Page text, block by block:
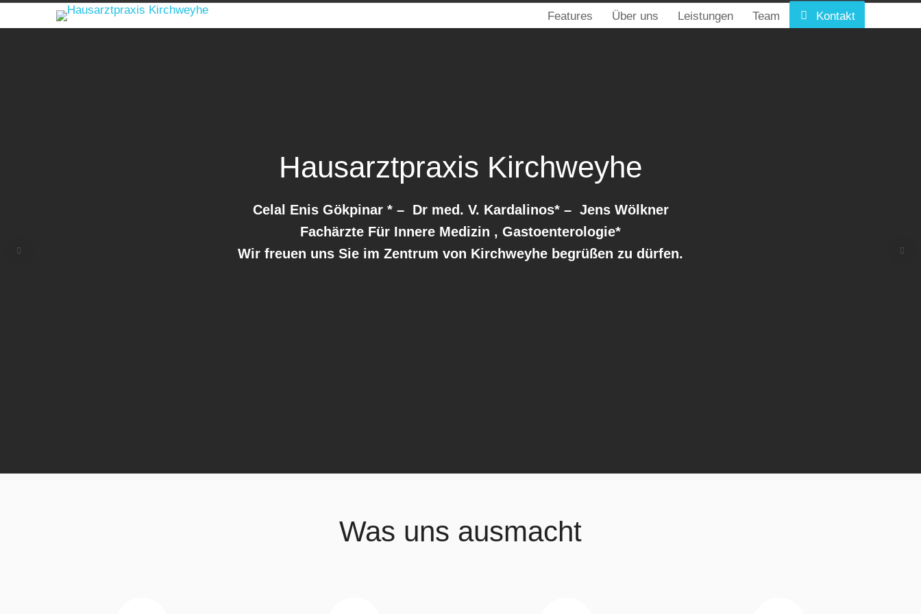
Features Über uns Leistungen Team  Kontakt
Hausarztpraxis Kirchweyhe
Celal Enis Gökpinar * – Dr med. V. Kardalinos* – Jens Wölkner
Fachärzte Für Innere Medizin , Gastoenterologie*
Wir freuen uns Sie im Zentrum von Kirchweyhe begrüßen zu dürfen.
Was uns ausmacht